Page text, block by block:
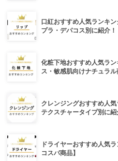
口紅おすすめ人気ランキ
プラ・デパコス別に紹介！
化粧下地おすすめ人気ラ
ス・敏感肌向けナチュラル
クレンジングおすすめ人
テクスチャータイプ別に紹
ドライヤーおすすめ人気
コスパ商品】